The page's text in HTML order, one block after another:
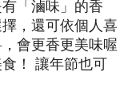
「滷味」的香
，還可依個人喜
會更香更美味喔
！ 讓年節也可